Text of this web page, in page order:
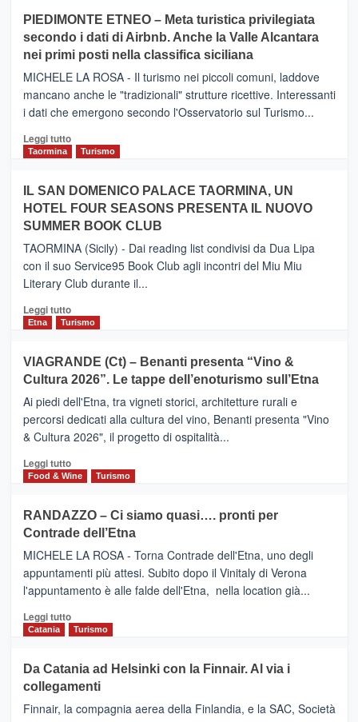
CATANIA
–
Inaugurato
il
nuovo
collegamento
tra
e
Zanzibar
da
Neos
PIEDIMONTE ETNEO – Meta turistica privilegiata
secondo i dati di Airbnb. Anche la Valle Alcantara
nei primi posti nella classifica siciliana
MICHELE LA ROSA - Il turismo nei piccoli comuni, laddove
mancano anche le "tradizionali" strutture ricettive. Interessanti
i dati che emergono secondo l'Osservatorio sul Turismo...
Leggi tuttoLeggi
PIEDIMONTE
ETNEO
–
Meta
turistica
privilegiata
secondo
dati
di
Anche
la
Alcantara
nei
primi
nella
classifica
Taormina Turismo
IL SAN DOMENICO PALACE TAORMINA, UN
HOTEL FOUR SEASONS PRESENTA IL NUOVO
SUMMER BOOK CLUB
TAORMINA (Sicily) - Dai reading list condivisi da Dua Lipa
con il suo Service95 Book Club agli incontri del Miu Miu
Literary Club durante il...
Leggi tuttoLeggi
di
IL
SAN
DOMENICO
PALACE
TAORMINA,
UN
HOTEL
FOUR
IL
NUOVO
SUMMER
CLUB
Etna Turismo
VIAGRANDE (Ct) – Benanti presenta “Vino &
Cultura 2026”. Le tappe dell’enoturismo sull’Etna
Ai piedi dell'Etna, tra vigneti storici, architetture rurali e
percorsi dedicati alla cultura del vino, Benanti presenta "Vino
& Cultura 2026", il progetto di ospitalità...
Leggi tuttoLeggi
di
VIAGRANDE
(Ct)
–
Benanti
presenta
“Vino
&
Cultura
tappe
dell’enoturismo
Food & Wine Turismo
RANDAZZO – Ci siamo quasi…. pronti per
Contrade dell’Etna
MICHELE LA ROSA - Torna Contrade dell'Etna, uno degli
appuntamenti più attesi. Subito dopo il Vinitaly di Verona
l'appuntamento è alle falde dell'Etna, nella location già...
Leggi tuttoLeggi
di
RANDAZZO
–
Ci
Catania Turismo
Da Catania ad Helsinki con la Finnair. Al via i
collegamenti
Finnair, la compagnia aerea della Finlandia, e la SAC, Società